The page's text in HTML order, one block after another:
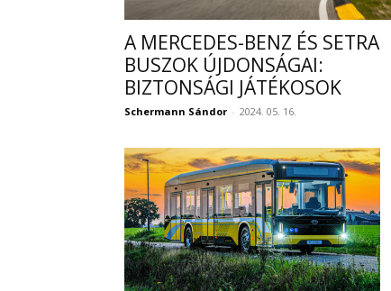
A MERCEDES-BENZ ÉS SETRA
BUSZOK ÚJDONSÁGAI:
BIZTONSÁGI JÁTÉKOSOK
Schermann Sándor - 2024. 05. 16.